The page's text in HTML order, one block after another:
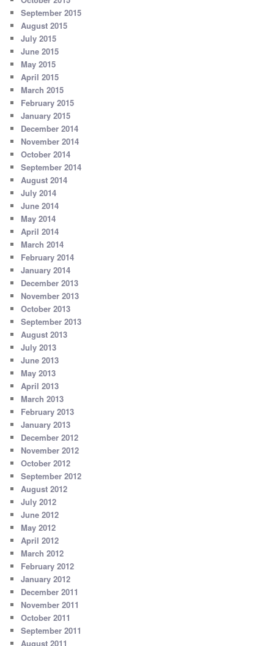
September 2015
August 2015
July 2015
June 2015
May 2015
April 2015
March 2015
February 2015
January 2015
December 2014
November 2014
October 2014
September 2014
August 2014
July 2014
June 2014
May 2014
April 2014
March 2014
February 2014
January 2014
December 2013
November 2013
October 2013
September 2013
August 2013
July 2013
June 2013
May 2013
April 2013
March 2013
February 2013
January 2013
December 2012
November 2012
October 2012
September 2012
August 2012
July 2012
June 2012
May 2012
April 2012
March 2012
February 2012
January 2012
December 2011
November 2011
October 2011
September 2011
August 2011